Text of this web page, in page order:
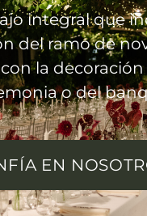
integral que
del ramo de
la
o del
EN